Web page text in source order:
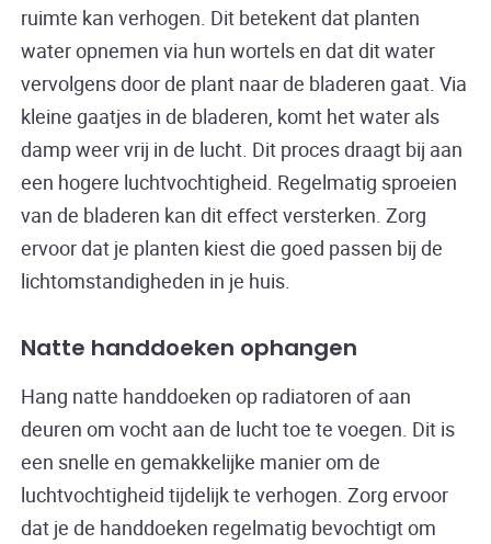
ruimte kan verhogen. Dit betekent dat planten
water opnemen via hun wortels en dat dit water
vervolgens door de plant naar de bladeren gaat. Via
kleine gaatjes in de bladeren, komt het water als
damp weer vrij in de lucht. Dit proces draagt bij aan
een hogere luchtvochtigheid. Regelmatig sproeien
van de bladeren kan dit effect versterken. Zorg
ervoor dat je planten kiest die goed passen bij de
lichtomstandigheden in je huis.
Natte handdoeken ophangen
Hang natte handdoeken op radiatoren of aan
deuren om vocht aan de lucht toe te voegen. Dit is
een snelle en gemakkelijke manier om de
luchtvochtigheid tijdelijk te verhogen. Zorg ervoor
dat je de handdoeken regelmatig bevochtigt om